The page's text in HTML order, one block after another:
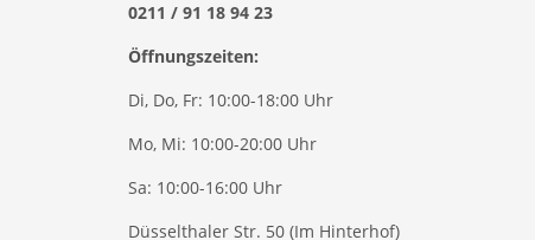
0211 / 91 18 94 23
Öffnungszeiten:
Di, Do, Fr: 10:00-18:00 Uhr
Mo, Mi: 10:00-20:00 Uhr
Sa: 10:00-16:00 Uhr
Düsselthaler Str. 50 (Im Hinterhof)